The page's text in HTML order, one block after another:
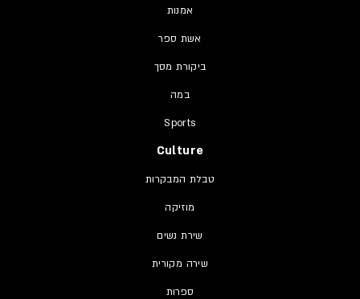
אמנות
אשת ספר
ביקורת מסך
במה
Sports
Culture
טבלת המבקרות
מוזיקה
שירת נשים
שירה מקורית
ספרות